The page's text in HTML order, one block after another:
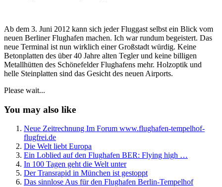
Ab dem 3. Juni 2012 kann sich jeder Fluggast selbst ein Blick vom
neuen Berliner Flughafen machen. Ich war rundum begeistert. Das
neue Terminal ist nun wirklich einer Großstadt würdig. Keine
Betonplatten des über 40 Jahre alten Tegler und keine billigen
Metallhütten des Schönefelder Flughafens mehr. Holzoptik und
helle Steinplatten sind das Gesicht des neuen Airports.
Please wait...
You may also like
Neue Zeitrechnung Im Forum www.flughafen-tempelhof-
flugfrei.de
Die Welt liebt Europa
Ein Loblied auf den Flughafen BER: Flying high …
In 100 Tagen geht die Welt unter
Der Transrapid in München ist gestoppt
Das sinnlose Aus für den Flughafen Berlin-Tempelhof